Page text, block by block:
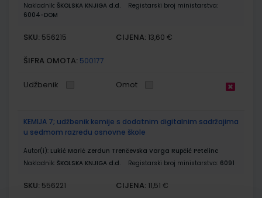
Nakladnik: ŠKOLSKA KNJIGA d.d.
Registarski broj ministarstva:
6004-DOM
SKU: 556215 CIJENA: 13,60 €
ŠIFRA OMOTA: 500177
Udžbenik Omot
KEMIJA 7; udžbenik kemije s dodatnim digitalnim sadržajima
u sedmom razredu osnovne škole
Autor(i): Lukić Marić Zerdun Trenčevska Varga Rupčić Petelinc
Nakladnik: ŠKOLSKA KNJIGA d.d. Registarski broj ministarstva: 6091
SKU: 556221 CIJENA: 11,51 €